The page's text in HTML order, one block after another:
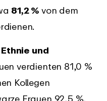
81,2 % von dem
und
verdienten 81,0 %
Kollegen
Frauen 92,5 %,